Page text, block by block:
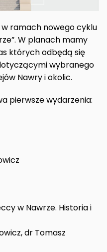
ramach nowego cyklu
W planach mamy
których odbędą się
wybranego
Nawry i okolic.
pierwsze wydarzenia:
w Nawrze. Historia i
dr Tomasz